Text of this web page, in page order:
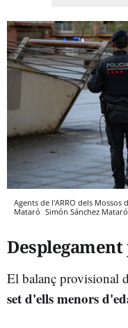
Agents de l'ARRO dels
Mataró Simón Sánchez Mataró
El balanç provisional
set d'ells menors